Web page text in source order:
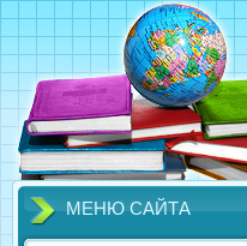
МЕНЮ САЙТА